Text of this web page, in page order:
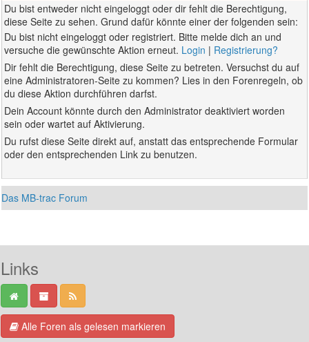
Du bist entweder nicht eingeloggt oder dir fehlt die Berechtigung,
diese Seite zu sehen. Grund dafür könnte einer der folgenden sein:
Du bist nicht eingeloggt oder registriert. Bitte melde dich an und
versuche die gewünschte Aktion erneut. Login | Registrierung?
Dir fehlt die Berechtigung, diese Seite zu betreten. Versuchst du auf
eine Administratoren-Seite zu kommen? Lies in den Forenregeln, ob
du diese Aktion durchführen darfst.
Dein Account könnte durch den Administrator deaktiviert worden
sein oder wartet auf Aktivierung.
Du rufst diese Seite direkt auf, anstatt das entsprechende Formular
oder den entsprechenden Link zu benutzen.
Das MB-trac Forum
Links
Alle Foren als gelesen markieren